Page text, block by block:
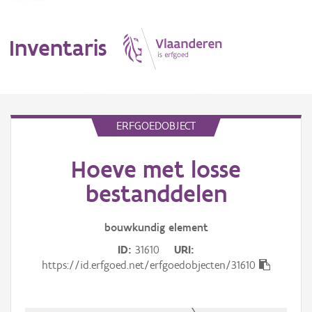
Inventaris
Aanduidingsobject
ERFGOEDOBJECT
Hoeve met losse
bestanddelen
bouwkundig element
ID 31610
URI
https://id.erfgoed.net/erfgoedobjecten/31610